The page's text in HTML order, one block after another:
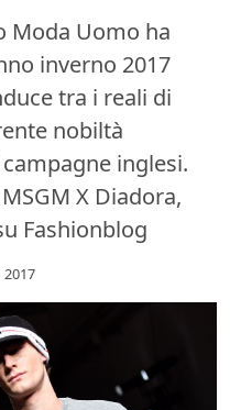
Moda Uomo ha
inverno 2017
tra i reali di
nobiltà
inglesi.
X Diadora,
Fashionblog
2017